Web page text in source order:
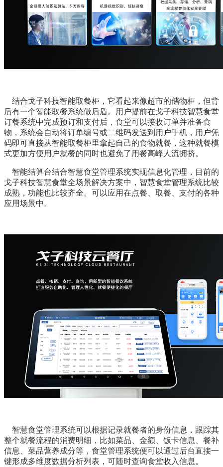
结合戈子科技智能取餐柜，它看起来像超市的储物柜，但背
后有一个智能取餐系统做后盾。用户提前在戈子科技智慧食堂
订餐系统中完成预订和支付后，食堂可以接收订单并准备食
物，系统会自动将订单编号或二维码发送到用户手机，用户凭
码即可直接从智能取餐柜里拿起自己的食物就餐，这种就餐模
式更加方便用户就餐的同时也避免了用餐高峰人流拥挤。
智能结算台结合智慧食堂管理系统实现信息化管理，目前的
戈子科技智慧食堂全场景解决方案中，智慧食堂管理系统比较
成熟，功能也比较齐全。可以应用在点餐、取餐、支付的各种
应用场景中。
智慧食堂管理系统可以根据记录就餐者的身份信息，跟踪其
整个就餐流程的消费明细，比如菜品、金额、饭卡信息、餐补
信息、菜品营养成分等，食堂管理系统便可以通过后台直接一
键形成多维度数据分析列表，可随时查询食堂收入信息。